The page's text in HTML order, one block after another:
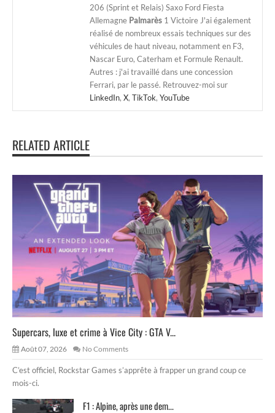
206 (Sprint et Relais) Saxo Ford Fiesta
Allemagne Palmarès 1 Victoire J'ai également
réalisé de nombreux essais techniques sur des
véhicules de haut niveau, notamment en F3,
Nascar Euro, Caterham et Formule Renault.
Autres : j'ai travaillé dans une concession
Ferrari, par le passé. Retrouvez-moi sur
LinkedIn, X, TikTok, YouTube
RELATED ARTICLE
Supercars, luxe et crime à Vice City : GTA V...
Août 07, 2026 No Comments
C’est officiel, Rockstar Games s’apprête à frapper un grand coup ce
mois-ci.
F1 : Alpine, après une dem...